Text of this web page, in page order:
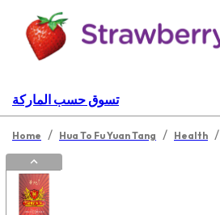
تسوق حسب الماركة
Home / Hua To Fu Yuan Tang / Health /